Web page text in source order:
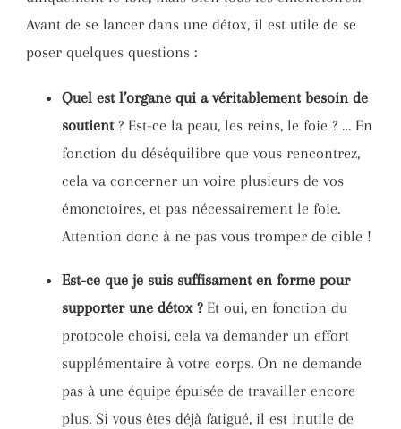
Avant de se lancer dans une détox, il est utile de se
poser quelques questions :
Quel est l’organe qui a véritablement besoin de
soutient? Est-ce la peau, les reins, le foie ? … En
fonction du déséquilibre que vous rencontrez,
cela va concerner un voire plusieurs de vos
émonctoires, et pas nécessairement le foie.
Attention donc à ne pas vous tromper de cible !
Est-ce que je suis suffisament en forme pour
supporter une détox ?Et oui, en fonction du
protocole choisi, cela va demander un effort
supplémentaire à votre corps. On ne demande
pas à une équipe épuisée de travailler encore
plus. Si vous êtes déjà fatigué, il est inutile de